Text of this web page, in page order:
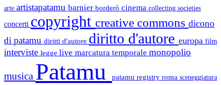
arte artistapatamu barnier borderò cinema collecting societies
concerti copyright creative commons dicono
di patamu diritti d'autore diritto d'autore europa film
interviste legge live marcatura temporale monopolio
musica Patamu patamu registry roma sceneggiatura